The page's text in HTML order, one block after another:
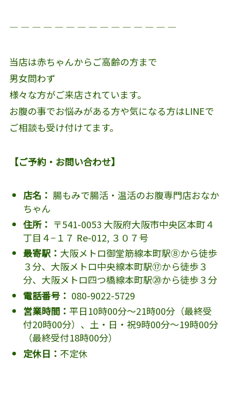
― ― ― ― ― ― ― ― ― ― ― ― ― ― ―
当店は赤ちゃんからご高齢の方まで
男女問わず
様々な方がご来店されています。
お腹の事でお悩みがある方や気になる方はLINEで
ご相談も受け付けてます。
【ご予約・お問い合わせ】
店名： 腸もみで腸活・温活のお腹専門店おなか
ちゃん
住所： 〒541-0053 大阪府大阪市中央区本町４
丁目４−１７ Re-012, ３０７号
最寄駅： 大阪メトロ御堂筋線本町駅⑧から徒歩
３分、大阪メトロ中央線本町駅⑰から徒歩３
分、大阪メトロ四つ橋線本町駅⑳から徒歩３分
電話番号： 080-9022-5729
営業時間： 平日10時00分～21時00分（最終受
付20時00分）、土・日・祝9時00分～19時00分
（最終受付18時00分）
定休日： 不定休